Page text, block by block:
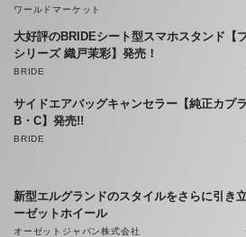
ワールドマーケット
大好評のBRIDEシート型スマホスタンド【
シリーズ 織戸茉彩】発売！
BRIDE
サイドエアバッグキャンセラー【純正カプ
B・C】発売!!
BRIDE
新型エルグランドのスタイルをさらに引き
ーゼットホイール
オーゼットジャパン株式会社